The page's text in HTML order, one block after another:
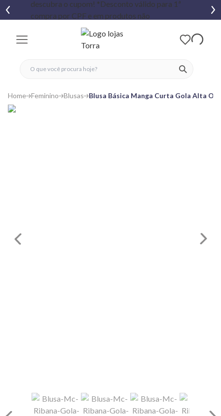
ver
fechar menu
fechar menu
favoritos
Home Feminino Blusas Blusa Básica Manga Curta Gola Alta